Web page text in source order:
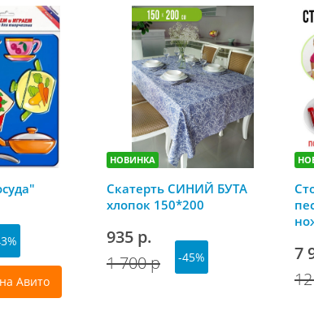
Авито
НОВИНКА
Скатерть СИНИЙ БУТА
хлопок 150*200
935 р.
1 700 р
-45%
7